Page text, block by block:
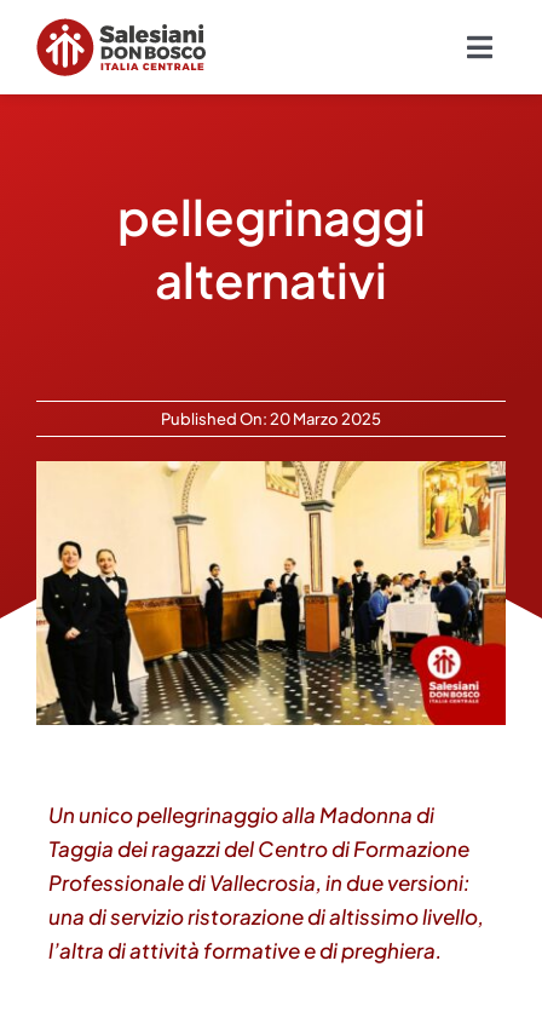
contenuto
Blog
pellegrinaggi
alternativi
Published On: 20 Marzo 2025
Un unico pellegrinaggio alla Madonna di
Taggia dei ragazzi del Centro di Formazione
Professionale di Vallecrosia, in due versioni:
una di servizio ristorazione di altissimo livello,
l’altra di attività formative e di preghiera.